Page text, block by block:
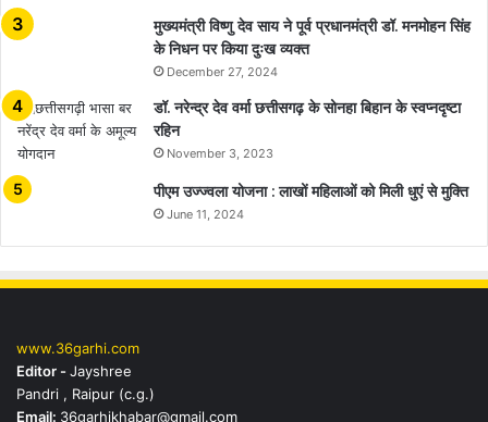
मुख्यमंत्री विष्णु देव साय ने पूर्व प्रधानमंत्री डॉ. मनमोहन सिंह
के निधन पर किया दुःख व्यक्त
December 27, 2024
डॉ. नरेन्द्र देव वर्मा छत्तीसगढ़ के सोनहा बिहान के स्वप्नदृष्टा
रहिन
November 3, 2023
पीएम उज्ज्वला योजना : लाखों महिलाओं को मिली धुएं से मुक्ति
June 11, 2024
www.36garhi.com
Editor -Jayshree
Pandri , Raipur (c.g.)
Email: 36garhikhabar@gmail.com